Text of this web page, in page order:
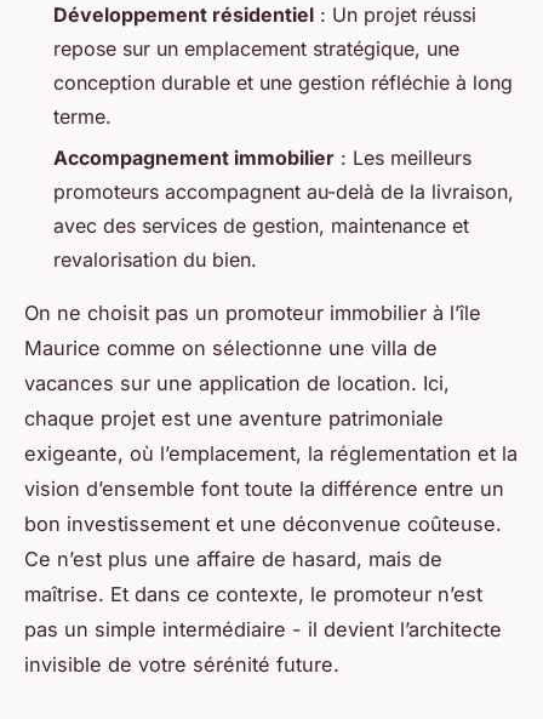
Développement résidentiel : Un projet réussi
repose sur un emplacement stratégique, une
conception durable et une gestion réfléchie à long
terme.
Accompagnement immobilier : Les meilleurs
promoteurs accompagnent au-delà de la livraison,
avec des services de gestion, maintenance et
revalorisation du bien.
On ne choisit pas un promoteur immobilier à l’île
Maurice comme on sélectionne une villa de
vacances sur une application de location. Ici,
chaque projet est une aventure patrimoniale
exigeante, où l’emplacement, la réglementation et la
vision d’ensemble font toute la différence entre un
bon investissement et une déconvenue coûteuse.
Ce n’est plus une affaire de hasard, mais de
maîtrise. Et dans ce contexte, le promoteur n’est
pas un simple intermédiaire - il devient l’architecte
invisible de votre sérénité future.